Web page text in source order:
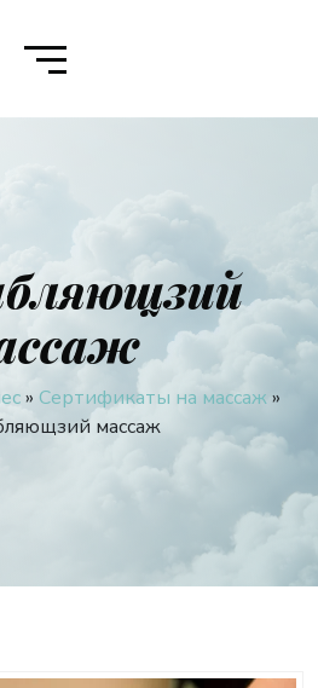
» Сертификаты на массаж»
массаж